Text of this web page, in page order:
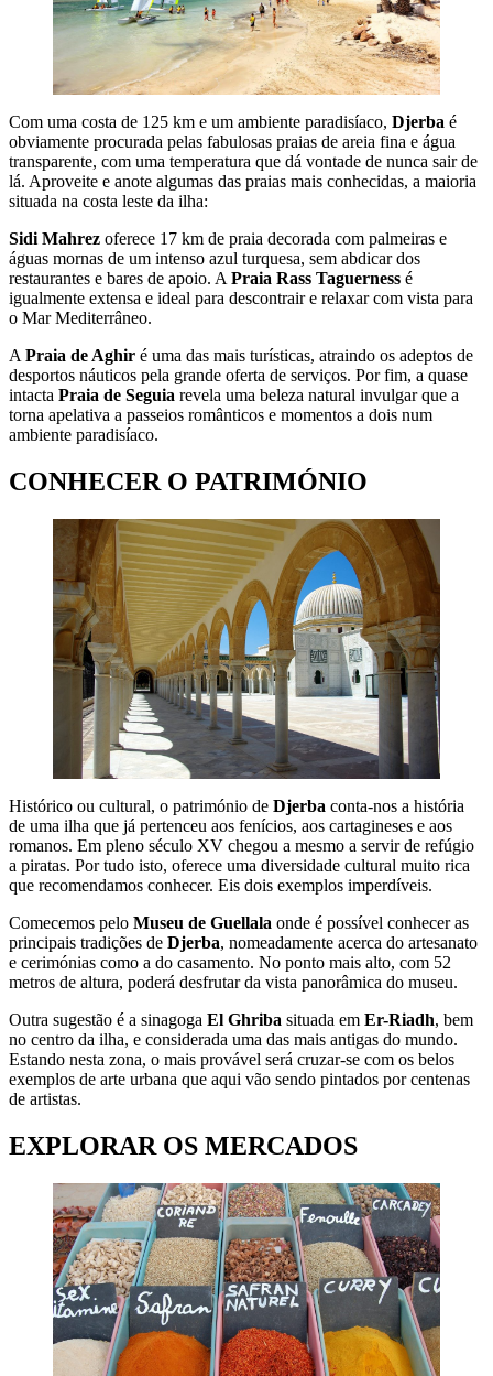
Com uma costa de 125 km e um ambiente paradisíaco, Djerba é
obviamente procurada pelas fabulosas praias de areia fina e água
transparente, com uma temperatura que dá vontade de nunca sair de
lá. Aproveite e anote algumas das praias mais conhecidas, a maioria
situada na costa leste da ilha:
Sidi Mahrez oferece 17 km de praia decorada com palmeiras e
águas mornas de um intenso azul turquesa, sem abdicar dos
restaurantes e bares de apoio. APraia Rass Taguerness é
igualmente extensa e ideal para descontrair e relaxar com vista para
o Mar Mediterrâneo.
APraia de Aghir é uma das mais turísticas, atraindo os adeptos de
desportos náuticos pela grande oferta de serviços. Por fim, a quase
intacta Praia de Seguia revela uma beleza natural invulgar que a
torna apelativa a passeios românticos e momentos a dois num
ambiente paradisíaco.
CONHECER O PATRIMÓNIO
Histórico ou cultural, o património de Djerba conta-nos a história
de uma ilha que já pertenceu aos fenícios, aos cartagineses e aos
romanos. Em pleno século XV chegou a mesmo a servir de refúgio
a piratas. Por tudo isto, oferece uma diversidade cultural muito rica
que recomendamos conhecer. Eis dois exemplos imperdíveis.
Comecemos pelo Museu de Guellala onde é possível conhecer as
principais tradições de Djerba, nomeadamente acerca do artesanato
e cerimónias como a do casamento. No ponto mais alto, com 52
metros de altura, poderá desfrutar da vista panorâmica do museu.
Outra sugestão é a sinagoga El Ghriba situada em Er-Riadh, bem
no centro da ilha, e considerada uma das mais antigas do mundo.
Estando nesta zona, o mais provável será cruzar-se com os belos
exemplos de arte urbana que aqui vão sendo pintados por centenas
de artistas.
EXPLORAR OS MERCADOS